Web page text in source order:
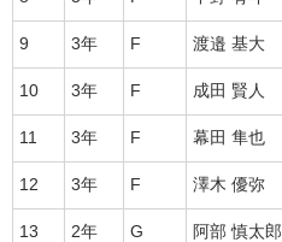
9 3年 F 渡邉 基大
10 3年 F 成田 賢人
11 3年 F 幕田 隼也
12 3年 F 澤木 優弥
13 2年 G 阿部 慎太郎